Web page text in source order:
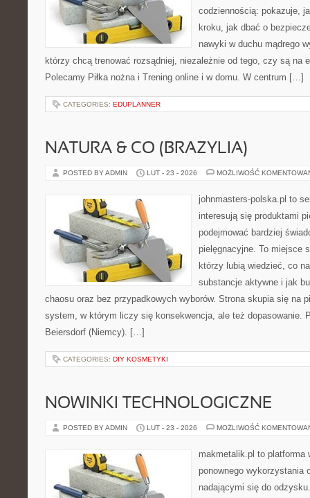
codziennością: pokazuje,
kroku, jak dbać o
nawyki w duchu mądrego
którzy chcą trenować rozsądniej, niezależnie od tego, czy są na
Polecamy Piłka nożna i Trening online i w domu. W centrum […]
CATEGORIES: EDUPLANNER
NATURA & CO (BRAZYLIA)
POSTED BY ADMIN LUT - 23 - 2026 MOŻLIWOŚĆ
johnmasters-polska.pl to
interesują się produktami
podejmować bardziej
pielęgnacyjne. To miejsce
którzy lubią wiedzieć, co
substancje aktywne i jak
chaosu oraz bez przypadkowych wyborów. Strona skupia się na
system, w którym liczy się konsekwencja, ale też dopasowanie.
Beiersdorf (Niemcy). […]
CATEGORIES: DIY KOSMETYKI
NOWINKI TECHNOLOGICZNE
POSTED BY ADMIN LUT - 23 - 2026 MOŻLIWOŚĆ
makmetalik.pl to platforma
ponownego wykorzystania
nadającymi się do